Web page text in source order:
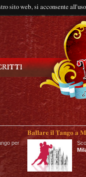
sito web, si acconsente
per
Ballare il Tango a